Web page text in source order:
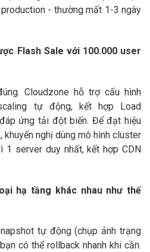
- thường mất 1-3 ngày
Flash Sale với 100.000 user
Cloudzone hỗ trợ cấu hình
tự động, kết hợp Load
ứng tải đột biến. Để đạt hiệu
khuyến nghị dùng mô hình cluster
1 server duy nhất, kết hợp CDN
hạ tầng khác nhau như thế
tự động (chụp ảnh trạng
có thể rollback nhanh khi cần.